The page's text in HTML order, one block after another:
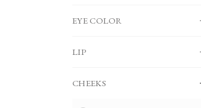
EYE COLOR
LIP
CHEEKS